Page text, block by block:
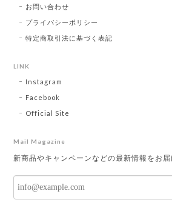
お問い合わせ
プライバシーポリシー
特定商取引法に基づく表記
LINK
Instagram
Facebook
Official Site
Mail Magazine
新商品やキャンペーンなどの最新情報をお届